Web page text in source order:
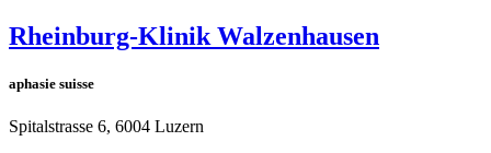
Rheinburg-Klinik Walzenhausen
aphasie suisse
Spitalstrasse 6, 6004 Luzern